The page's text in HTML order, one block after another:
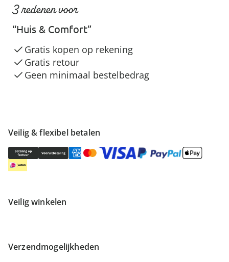
Veilig & flexibel betalen
Veilig winkelen
Verzendmogelijkheden
3 redenen voor
“Huis & Comfort”
Gratis kopen op rekening
Gratis retour
Geen minimaal bestelbedrag